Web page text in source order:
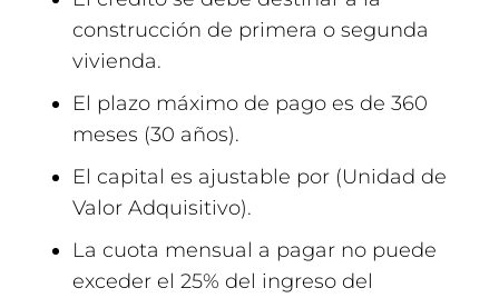
construcción de primera o segunda
vivienda.
El plazo máximo de pago es de 360
meses (30 años).
El capital es ajustable por (Unidad de
Valor Adquisitivo).
La cuota mensual a pagar no puede
exceder el 25% del ingreso del